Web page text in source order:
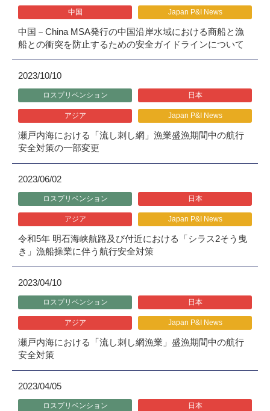
中国 Japan P&I News
中国－China MSA発行の中国沿岸水域における商船と漁
船との衝突を防止するための安全ガイドラインについて
2023/10/10
ロスプリベンション 日本
アジア Japan P&I News
瀬戸内海における「流し刺し網」漁業盛漁期間中の航行
安全対策の一部変更
2023/06/02
ロスプリベンション 日本
アジア Japan P&I News
令和5年 明石海峡航路及び付近における「シラス2そう曳
き」漁船操業に伴う航行安全対策
2023/04/10
ロスプリベンション 日本
アジア Japan P&I News
瀬戸内海における「流し刺し網漁業」盛漁期間中の航行
安全対策
2023/04/05
ロスプリベンション 日本